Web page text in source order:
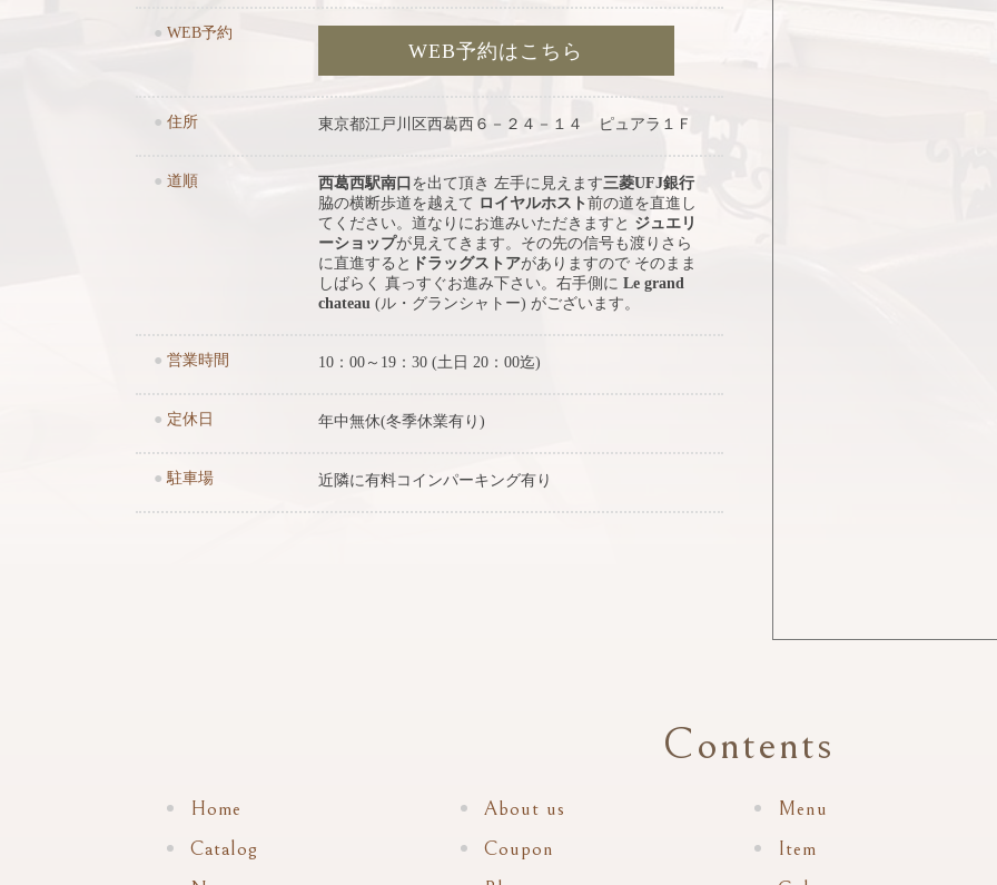
● WEB予約
WEB予約はこちら
● 住所 東京都江戸川区西葛西６－２４－１４ ピュアラ１Ｆ
● 道順 西葛西駅南口 を出て頂き 左手に見えます三菱UFJ銀行
脇の横断歩道を越えて ロイヤルホスト前の道を直進し
てください。道なりにお進みいただきますと ジュエリ
ーショップが見えてきます。その先の信号も渡りさら
に直進すると ドラッグストアがありますので そのまま
しばらく 真っすぐお進み下さい。右手側に Le grand
chateau (ル・グランシャトー) がございます。
● 営業時間 10：00～19：30 (土日 20：00迄)
● 定休日 年中無休(冬季休業有り)
● 駐車場 近隣に有料コインパーキング有り
Contents
Home About us
Menu
Catalog
Coupon
Item